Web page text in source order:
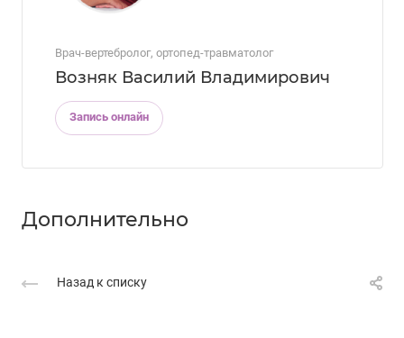
Врач-вертебролог, ортопед-травматолог
Возняк Василий Владимирович
Запись онлайн
Дополнительно
Назад к списку